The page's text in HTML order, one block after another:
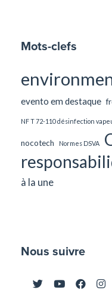
Mots-clefs
evento em destaque
NF T 72-110 désinfection
nocotech Normes DSVA
à la une
Nous suivre